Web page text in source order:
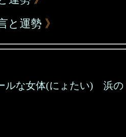
と運勢 》
ルな女体(にょたい) 浜の